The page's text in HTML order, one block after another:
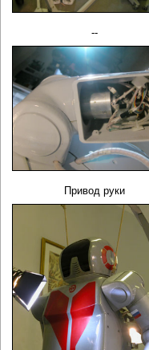
--
Привод руки